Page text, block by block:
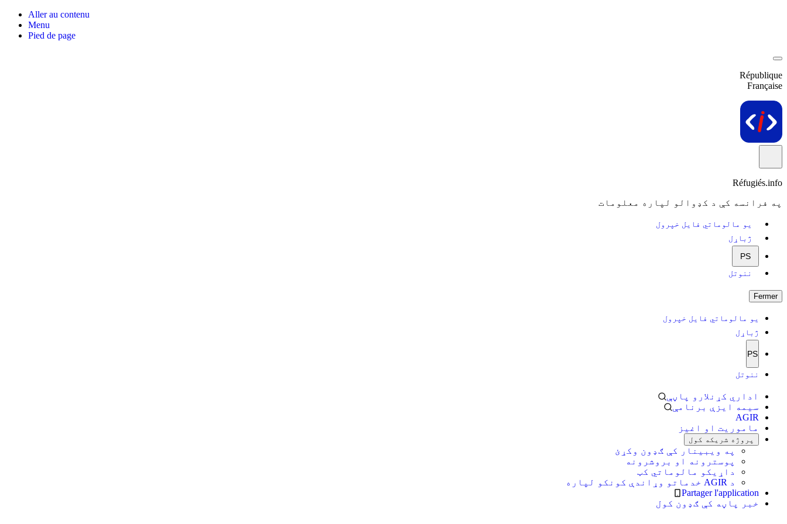
Aller au contenu
Menu
Pied de page
République
Française
Réfugiés.info
په فرانسه کې د کډوالو لپاره معلومات
یو مالوماتي فایل خپرول
ژباړل
PS
ننوتل
Fermer
یو مالوماتي فایل خپرول
ژباړل
PS
ننوتل
اداري کړنلارو پاڼې
سیمه ایزې برنامې
AGIR
ماموریت او اغیز
پروژه شریکه کول
په ویبینار کې ګډون وکړئ
پوسترونه او بروشرونه
داړیکو مالوماتي کټ
د AGIR خدماتو وړاندې کونکو لپاره
Partager l'application
خبر پاڼه کې ګډون کول